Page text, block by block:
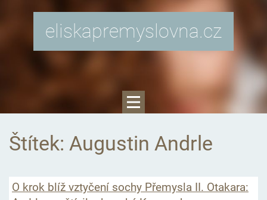
eliskapremyslovna.cz
Štítek: Augustin Andrle
O krok blíž vztyčení sochy Přemysla II. Otakara: